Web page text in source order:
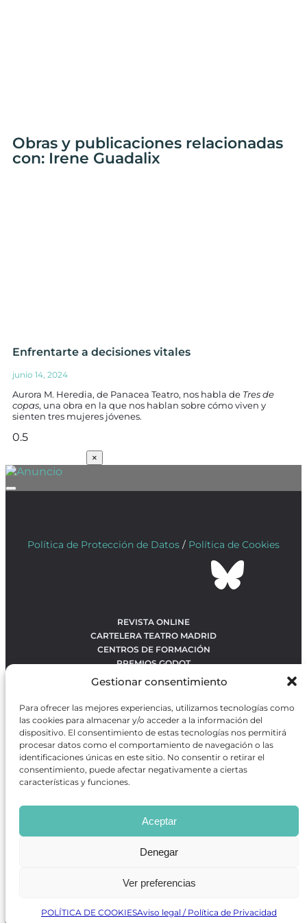
Gestionar consentimiento
Para ofrecer las mejores experiencias, utilizamos tecnologías como
las cookies para almacenar y/o acceder a la información del
dispositivo. El consentimiento de estas tecnologías nos permitirá
procesar datos como el comportamiento de navegación o las
identificaciones únicas en este sitio. No consentir o retirar el
consentimiento, puede afectar negativamente a ciertas
características y funciones.
Aceptar
Denegar
Ver preferencias
POLÍTICA DE COOKIESAviso legal / Política de Privacidad
Obras y publicaciones relacionadas
con: Irene Guadalix
Enfrentarte a decisiones vitales
junio 14, 2024
Aurora M. Heredia, de Panacea Teatro, nos habla de Tres de
copas, una obra en la que nos hablan sobre cómo viven y
sienten tres mujeres jóvenes.
×
Política de Protección de Datos / Política de Cookies
REVISTA ONLINE
CARTELERA TEATRO MADRID
CENTROS DE FORMACIÓN
PREMIOS GODOT
CONTACTO
OBRAS MÁS VOTADAS
RANKING MEJORES OBRAS
BÚSQUEDA AVANZADA DE OBRAS
Revista GODOTes una revista independiente especializada
en información sobre artes escénicas de Madrid, gratuita y
que se distribuye en espacios escénicos, además de otros
puntos de interés turístico y de ocio de la capital.
Desarrollado por Precise Future